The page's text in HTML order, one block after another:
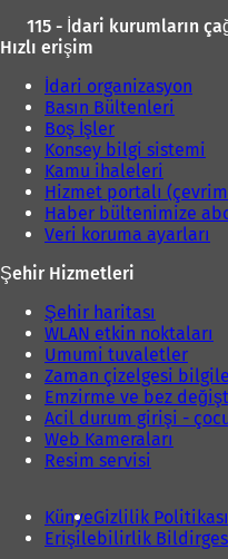
115 - İdari kurumların
Hızlı erişim
İdari organizasyon
Basın Bültenleri
Boş İşler
Konsey bilgi sistemi
Kamu ihaleleri
Hizmet portalı
Haber bültenimize
Veri koruma ayarları
Şehir Hizmetleri
Şehir haritası
WLAN etkin noktaları
Umumi tuvaletler
Zaman çizelgesi
Emzirme ve bez
Acil durum girişi -
Web Kameraları
Resim servisi
KünyeGizlilik Politikası
Erişilebilirlik